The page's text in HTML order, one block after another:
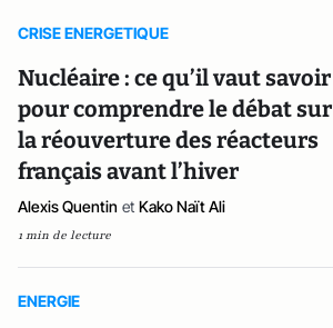
CRISE ENERGETIQUE
Nucléaire : ce qu’il vaut savoir
pour comprendre le débat sur
la réouverture des réacteurs
français avant l’hiver
Alexis Quentin et Kako Naït Ali
1 min de lecture
ENERGIE